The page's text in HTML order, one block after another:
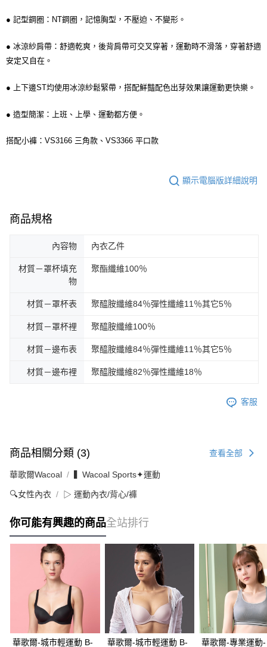
● 記型鋼圈：NT鋼圈，記憶胸型，不壓迫、不變形。
● 冰涼紗肩帶：舒適乾爽，後背肩帶可交叉穿著，運動時不滑落，穿著舒適
安定又自在。
● 上下邊ST均使用冰涼紗鬆緊帶，搭配鮮豔配色出芽效果讓運動更快樂。
● 造型簡潔：上班、上學、運動都方便。
搭配小褲：VS3166 三角款、VS3366 平口款
顯示電腦版詳細說明
商品規格
內容物 內衣乙件
材質－罩杯填充
物
聚酯纖維100％
材質－罩杯表 聚醯胺纖維84％彈性纖維11％其它5％
材質－罩杯裡 聚醯胺纖維100％
材質－邊布表 聚醯胺纖維84％彈性纖維11％其它5％
材質－邊布裡 聚醯胺纖維82％彈性纖維18％
客服
商品相關分類 (3) 查看全部
華歌爾Wacoal ▍Wacoal Sports✦運動
🔍女性內衣 ▷ 運動內衣/背心/褲
你可能有興趣的商品全站排行
華歌爾-城市輕運動 B- 華歌爾-城市輕運動 B- 華歌爾-專業運動-